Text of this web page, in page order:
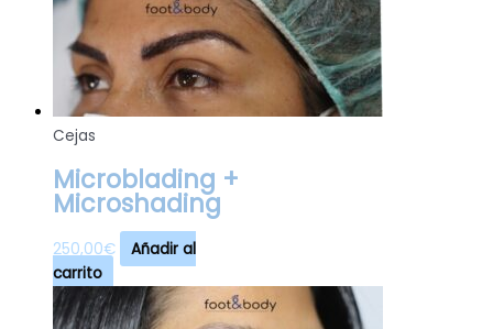
Cejas
Microblading +
Microshading
250,00€
Añadir al
carrito